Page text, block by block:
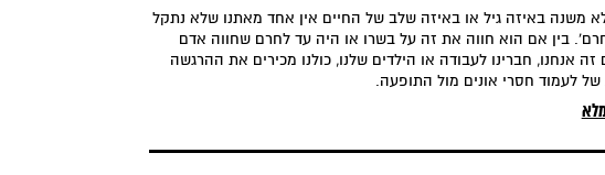
משנה באיזה גיל או באיזה שלב של החיים אין אחד מאתנו שלא נתקל
בין אם הוא חווה את זה על בשרו או היה עד לחרם שחווה אדם
אנחנו, חברינו לעבודה או הילדים שלנו, כולנו מכירים את ההרגשה
של לעמוד חסרי אונים מול התופעה.